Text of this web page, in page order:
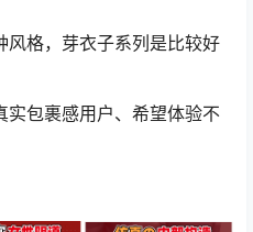
风格，芽衣子系列是比较好
实包裹感用户、希望体验不